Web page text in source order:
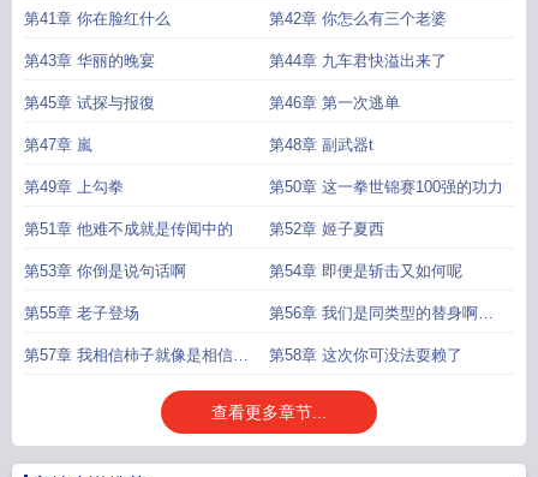
第41章 你在脸红什么 第42章 你怎么有三个老婆
第43章 华丽的晚宴 第44章 九车君快溢出来了
第45章 试探与报復 第46章 第一次逃单
第47章 嵐 第48章 副武器t
第49章 上勾拳 第50章 这一拳世锦赛100强的功力
第51章 他难不成就是传闻中的 第52章 姬子夏西
第53章 你倒是说句话啊 第54章 即便是斩击又如何呢
第55章 老子登场 第56章 我们是同类型的替身啊啊
啊啊
第57章 我相信柿子就像是相信我 第58章 这次你可没法耍赖了
查看更多章节...